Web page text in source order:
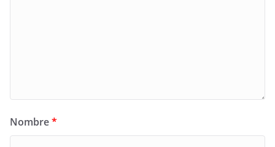
Nombre*